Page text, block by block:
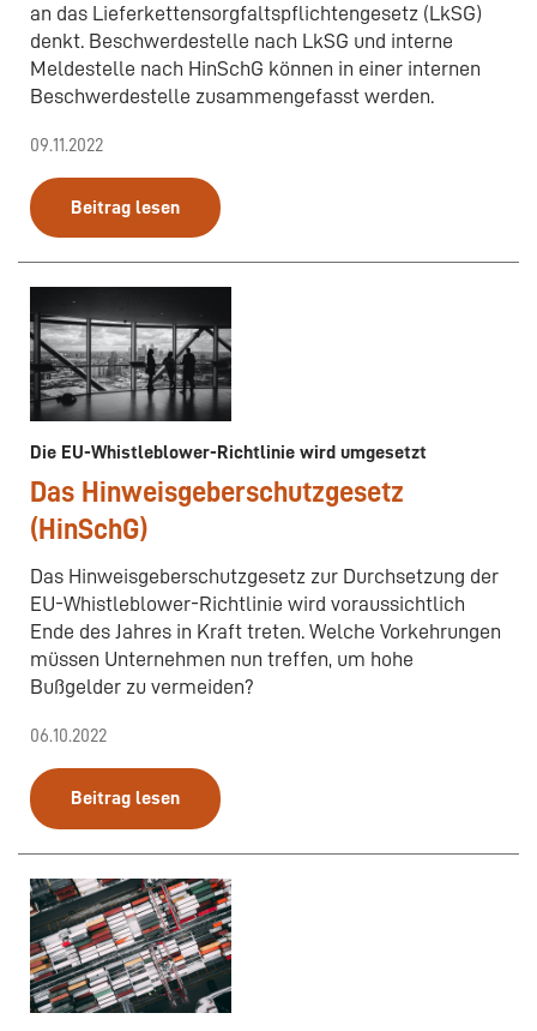
an das Lieferkettensorgfaltspflichtengesetz (LkSG)
denkt. Beschwerdestelle nach LkSG und interne
Meldestelle nach HinSchG können in einer internen
Beschwerdestelle zusammengefasst werden.
09.11.2022
Beitrag lesen
Die EU-Whistleblower-Richtlinie wird umgesetzt
Das Hinweisgeberschutzgesetz
(HinSchG)
Das Hinweisgeberschutzgesetz zur Durchsetzung der
EU-Whistleblower-Richtlinie wird voraussichtlich
Ende des Jahres in Kraft treten. Welche Vorkehrungen
müssen Unternehmen nun treffen, um hohe
Bußgelder zu vermeiden?
06.10.2022
Beitrag lesen